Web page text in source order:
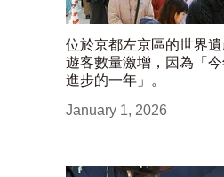
位於京都左京區的世界
遊客數量激增，因為「
進步的一年」。
January 1, 2026